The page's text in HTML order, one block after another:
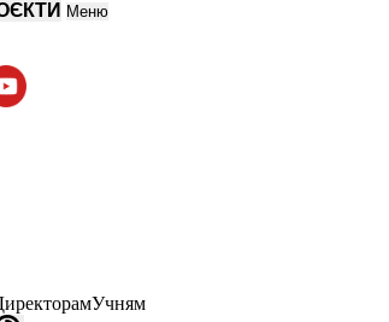
Меню
Учням